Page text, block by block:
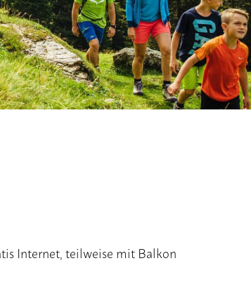
Internet, teilweise mit Balkon